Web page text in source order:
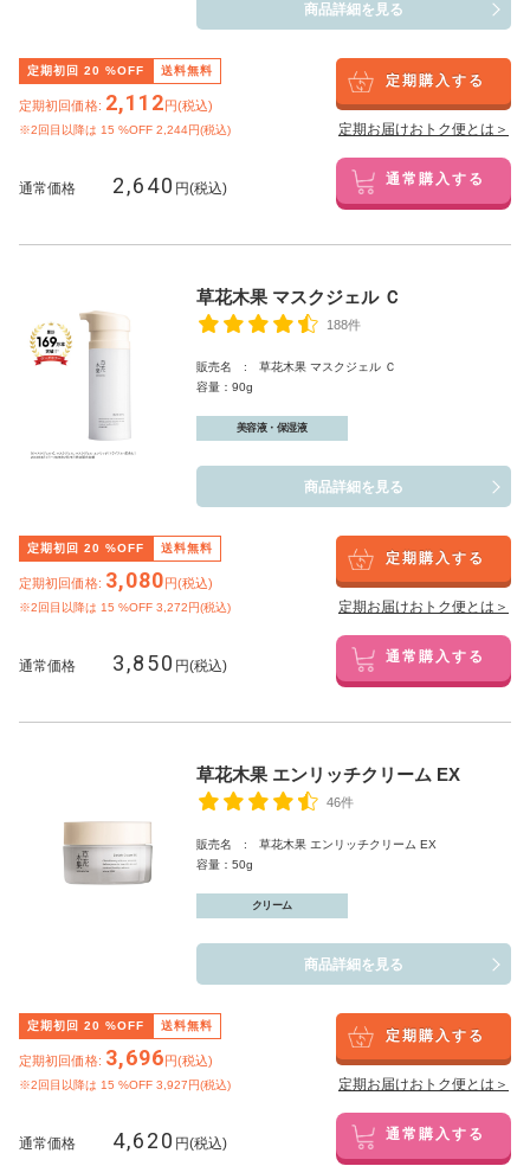
商品詳細を見る
定期初回 20 %OFF 送料無料
定期初回価格: 2,112円(税込)
※2回目以降は 15 %OFF 2,244円(税込)
定期購入する
定期お届けおトク便とは＞
通常価格 2,640 円(税込) 通常購入する
草花木果 マスクジェル Ｃ
188件
販売名 : 草花木果 マスクジェル Ｃ
容量：90g
美容液・保湿液
商品詳細を見る
定期初回 20 %OFF 送料無料
定期初回価格: 3,080円(税込)
※2回目以降は 15 %OFF 3,272円(税込)
定期購入する
定期お届けおトク便とは＞
通常価格 3,850 円(税込) 通常購入する
草花木果 エンリッチクリーム EX
46件
販売名 : 草花木果 エンリッチクリーム EX
容量：50g
クリーム
商品詳細を見る
定期初回 20 %OFF 送料無料
定期初回価格: 3,696円(税込)
※2回目以降は 15 %OFF 3,927円(税込)
定期購入する
定期お届けおトク便とは＞
通常価格 4,620 円(税込) 通常購入する